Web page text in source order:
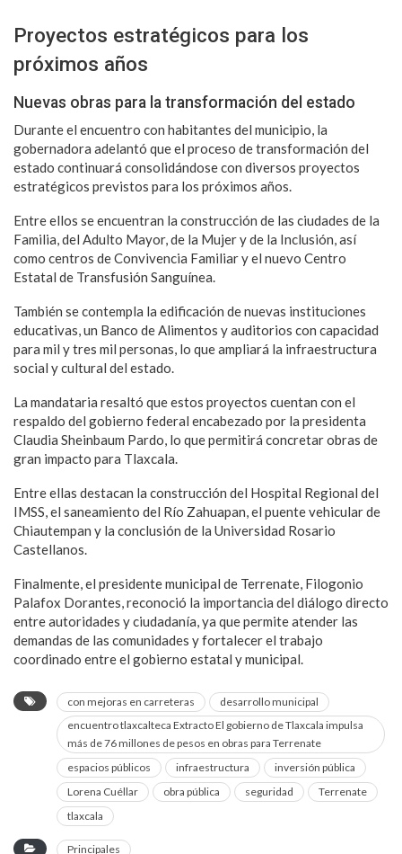
Proyectos estratégicos para los
próximos años
Nuevas obras para la transformación del estado
Durante el encuentro con habitantes del municipio, la
gobernadora adelantó que el proceso de transformación del
estado continuará consolidándose con diversos proyectos
estratégicos previstos para los próximos años.
Entre ellos se encuentran la construcción de las ciudades de la
Familia, del Adulto Mayor, de la Mujer y de la Inclusión, así
como centros de Convivencia Familiar y el nuevo Centro
Estatal de Transfusión Sanguínea.
También se contempla la edificación de nuevas instituciones
educativas, un Banco de Alimentos y auditorios con capacidad
para mil y tres mil personas, lo que ampliará la infraestructura
social y cultural del estado.
La mandataria resaltó que estos proyectos cuentan con el
respaldo del gobierno federal encabezado por la presidenta
Claudia Sheinbaum Pardo, lo que permitirá concretar obras de
gran impacto para Tlaxcala.
Entre ellas destacan la construcción del Hospital Regional del
IMSS, el saneamiento del Río Zahuapan, el puente vehicular de
Chiautempan y la conclusión de la Universidad Rosario
Castellanos.
Finalmente, el presidente municipal de Terrenate, Filogonio
Palafox Dorantes, reconoció la importancia del diálogo directo
entre autoridades y ciudadanía, ya que permite atender las
demandas de las comunidades y fortalecer el trabajo
coordinado entre el gobierno estatal y municipal.
con mejoras en carreteras
desarrollo municipal
encuentro tlaxcalteca Extracto El gobierno de Tlaxcala impulsa
más de 76 millones de pesos en obras para Terrenate
espacios públicos
infraestructura
inversión pública
Lorena Cuéllar
obra pública seguridad
Terrenate
tlaxcala
Principales